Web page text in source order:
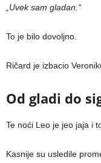
„Uvek sam gladan.“
To je bilo dovoljno.
Ričard je izbacio
Od gladi do
Te noći Leo je jeo jaja i
Kasnije su usledile